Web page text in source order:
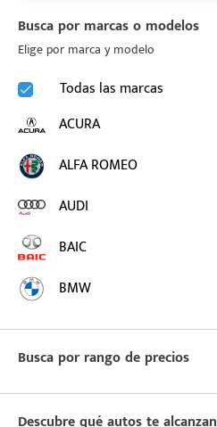
Busca por marcas o modelos
Elige por marca y modelo
Todas las marcas
ACURA
ALFA ROMEO
AUDI
BAIC
BMW
BUICK
BYD
CADILLAC
Busca por rango de precios
Descubre qué autos te alcanzan